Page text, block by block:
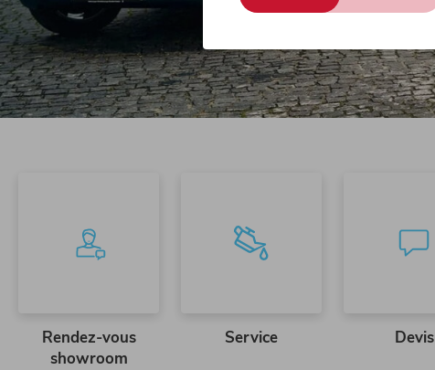
Rendez-vous
showroom
Service Devis